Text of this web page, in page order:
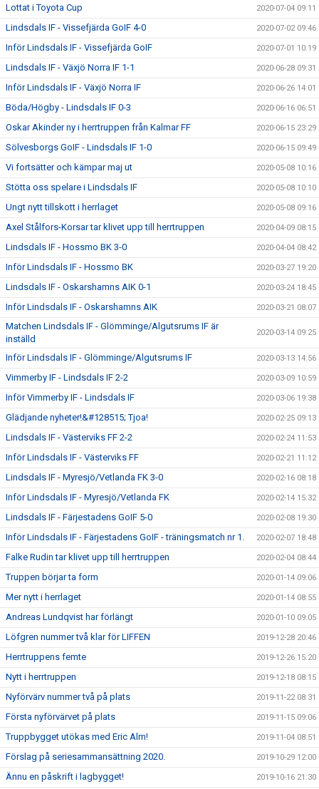
Lottat i Toyota Cup 2020-07-04 09:11
Lindsdals IF - Vissefjärda GoIF 4-0 2020-07-02 09:46
Inför Lindsdals IF - Vissefjärda GoIF 2020-07-01 10:19
Lindsdals IF - Växjö Norra IF 1-1 2020-06-28 09:31
Inför Lindsdals IF - Växjö Norra IF 2020-06-26 14:01
Böda/Högby - Lindsdals IF 0-3 2020-06-16 06:51
Oskar Akinder ny i herrtruppen från Kalmar FF 2020-06-15 23:29
Sölvesborgs GoIF - Lindsdals IF 1-0 2020-06-15 09:49
Vi fortsätter och kämpar maj ut 2020-05-08 10:16
Stötta oss spelare i Lindsdals IF 2020-05-08 10:10
Ungt nytt tillskott i herrlaget 2020-05-08 09:16
Axel Stålfors-Korsar tar klivet upp till herrtruppen 2020-04-09 08:15
Lindsdals IF - Hossmo BK 3-0 2020-04-04 08:42
Inför Lindsdals IF - Hossmo BK 2020-03-27 19:20
Lindsdals IF - Oskarshamns AIK 0-1 2020-03-24 18:45
Inför Lindsdals IF - Oskarshamns AIK 2020-03-21 08:07
Matchen Lindsdals IF - Glömminge/Algutsrums IF är
inställd
2020-03-14 09:25
Inför Lindsdals IF - Glömminge/Algutsrums IF 2020-03-13 14:56
Vimmerby IF - Lindsdals IF 2-2 2020-03-09 10:59
Inför Vimmerby IF - Lindsdals IF 2020-03-06 19:38
Glädjande nyheter!&#128515; Tjoa! 2020-02-25 09:13
Lindsdals IF - Västerviks FF 2-2 2020-02-24 11:53
Inför Lindsdals IF - Västerviks FF 2020-02-21 11:12
Lindsdals IF - Myresjö/Vetlanda FK 3-0 2020-02-16 08:18
Inför Lindsdals IF - Myresjö/Vetlanda FK 2020-02-14 15:32
Lindsdals IF - Färjestadens GoIF 5-0 2020-02-08 19:30
Inför Lindsdals IF - Färjestadens GoIF - träningsmatch nr 1. 2020-02-07 18:48
Falke Rudin tar klivet upp till herrtruppen 2020-02-04 08:44
Truppen börjar ta form 2020-01-14 09:06
Mer nytt i herrlaget 2020-01-14 08:55
Andreas Lundqvist har förlängt 2020-01-10 09:05
Löfgren nummer två klar för LIFFEN 2019-12-28 20:46
Herrtruppens femte 2019-12-26 15:20
Nytt i herrtruppen 2019-12-18 08:15
Nyförvärv nummer två på plats 2019-11-22 08:31
Första nyförvärvet på plats 2019-11-15 09:06
Truppbygget utökas med Eric Alm! 2019-11-04 08:51
Förslag på seriesammansättning 2020. 2019-10-29 12:00
Ännu en påskrift i lagbygget! 2019-10-16 21:30